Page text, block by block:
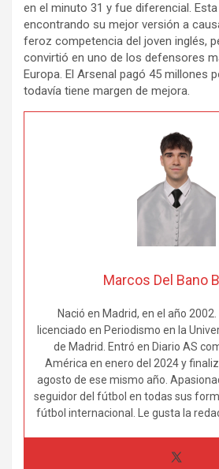
en el minuto 31 y fue diferencial.
encontrando su mejor versión a
feroz competencia del joven inglés,
convirtió en uno de los defensores
Europa. El Arsenal pagó 45 millones
todavía tiene margen de mejora.
Marcos Del Bano
Nació en Madrid, en el año
licenciado en Periodismo en la
de Madrid. Entró en Diario AS
América en enero del 2024 y
agosto de ese mismo año.
seguidor del fútbol en todas sus
fútbol internacional. Le gusta la